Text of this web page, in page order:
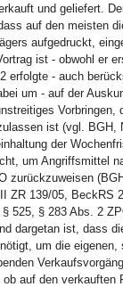
und geliefert.
auf den meisten
aufgedruckt,
ist - obwohl er
erfolgte - auch
um - auf der
Vorbringen,
ist (vgl. BGH,
der
um Angriffsmittel
zurückzuweisen
ZR 139/05, BeckRS
525, § 283 Abs. 2
dargetan ist, dass
um die eigenen,
ob auf den verkauften